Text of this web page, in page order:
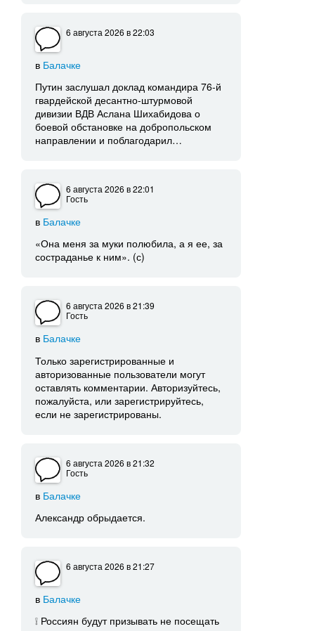
6 августа 2026в 22:03
в Балачке
Путин заслушал доклад командира 76-й
гвардейской десантно-штурмовой
дивизии ВДВ Аслана Шихабидова о
боевой обстановке на добропольском
направлении и поблагодарил…
6 августа 2026в 22:01
Гость
в Балачке
«Она меня за муки полюбила, а я ее, за
состраданье к ним». (с)
6 августа 2026в 21:39
Гость
в Балачке
Только зарегистрированные и
авторизованные пользователи могут
оставлять комментарии. Авторизуйтесь,
пожалуйста, или зарегистрируйтесь,
если не зарегистрированы.
6 августа 2026в 21:32
Гость
в Балачке
Александр обрыдается.
6 августа 2026в 21:27
в Балачке
❕ Россиян будут призывать не посещать